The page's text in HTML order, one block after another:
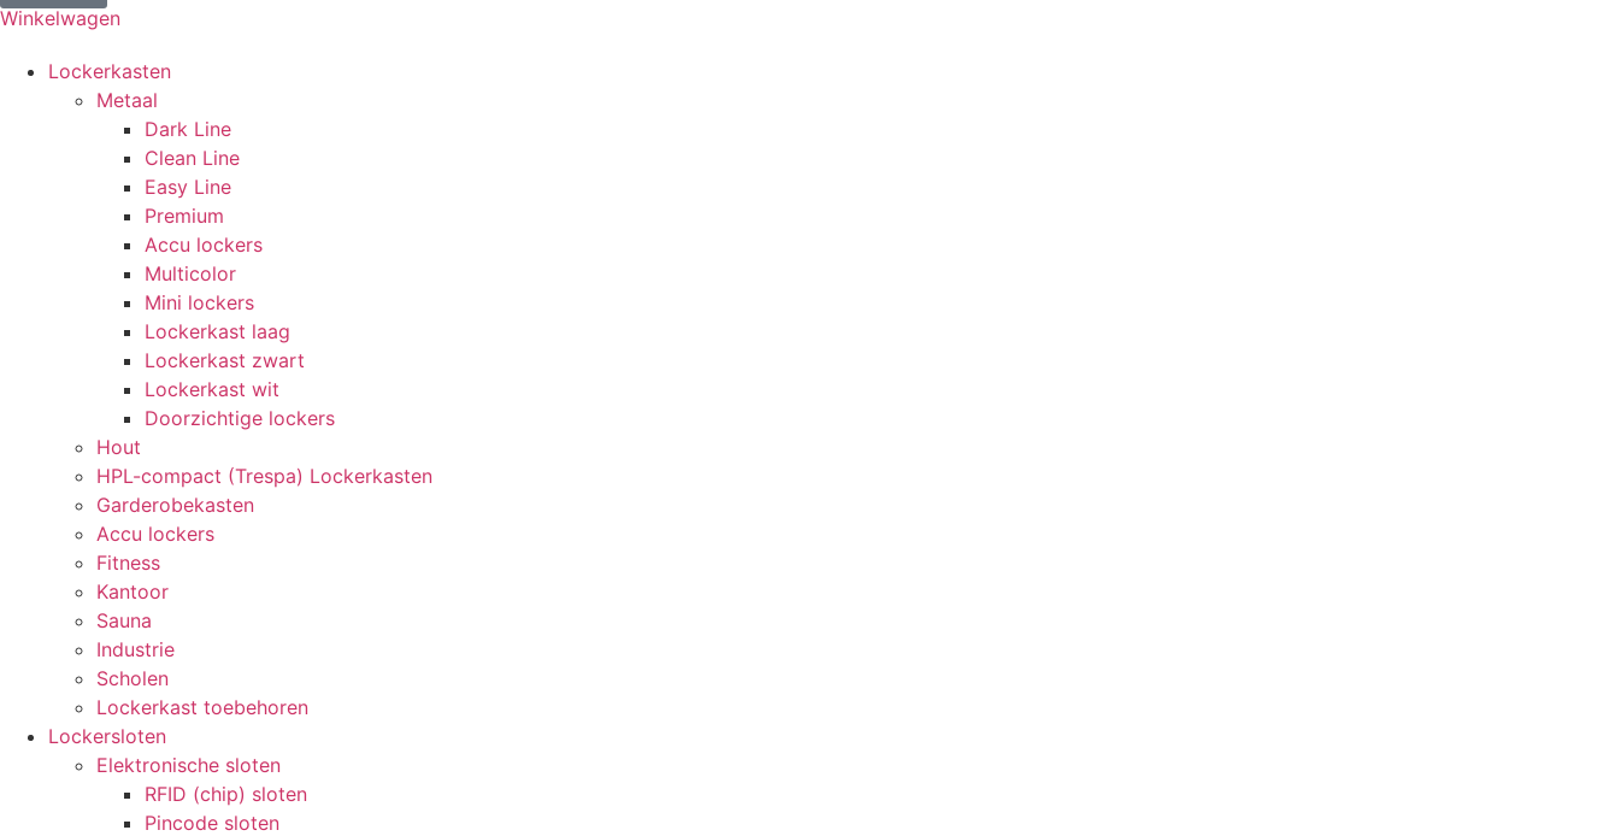
Winkelwagen
Lockerkasten
Metaal
Dark Line
Clean Line
Easy Line
Premium
Accu lockers
Multicolor
Mini lockers
Lockerkast laag
Lockerkast zwart
Lockerkast wit
Doorzichtige lockers
Hout
HPL-compact (Trespa) Lockerkasten
Garderobekasten
Accu lockers
Fitness
Kantoor
Sauna
Industrie
Scholen
Lockerkast toebehoren
Lockersloten
Elektronische sloten
RFID (chip) sloten
Pincode sloten